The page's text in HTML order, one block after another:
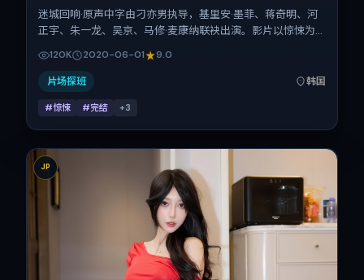
迷城回响·原声中字由刁亦男执导，基里安·墨菲、蒋奇明、河
正宇、朱一龙、吴京、马修·麦康纳联袂出演。影片以惊悚为
人物抉择与反转。2020年6月1日于韩国首映（暑期档），片
长142分钟，适合喜欢强情节与细腻表演的观众。
120K 2020-06-01 9.0
片场探班 韩国
#惊悚 #完结 +3
JP